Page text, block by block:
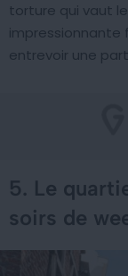
torture qui vaut
impressionnante
entrevoir une
5. Le
soirs de